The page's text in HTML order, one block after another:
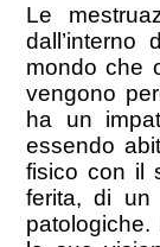
Le
mondo che
vengono
ha un
essendo
fisico con il
ferita, di un